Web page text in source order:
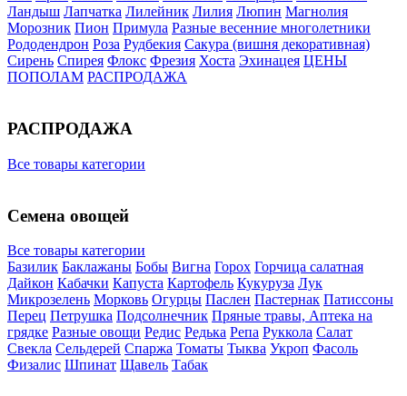
Ландыш Лапчатка Лилейник Лилия Люпин Магнолия
Морозник Пион Примула Разные весенние многолетники
Рододендрон Роза Рудбекия Сакура (вишня декоративная)
Сирень Спирея Флокс Фрезия Хоста Эхинацея ЦЕНЫ
ПОПОЛАМ РАСПРОДАЖА
РАСПРОДАЖА
Все товары категории
Семена овощей
Все товары категории
Базилик Баклажаны Бобы Вигна Горох Горчица салатная
Дайкон Кабачки Капуста Картофель Кукуруза Лук
Микрозелень Морковь Огурцы Паслен Пастернак Патиссоны
Перец Петрушка Подсолнечник Пряные травы, Аптека на
грядке Разные овощи Редис Редька Репа Руккола Салат
Свекла Сельдерей Спаржа Томаты Тыква Укроп Фасоль
Физалис Шпинат Щавель Табак